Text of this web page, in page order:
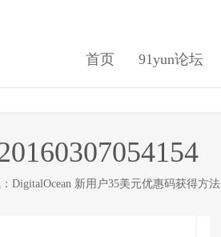
首页 91yun论坛
DigitalOcean 新用户35美元优惠码获得方法